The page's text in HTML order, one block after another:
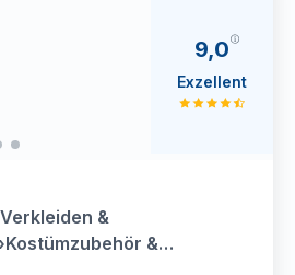
&
&
9,0
Exzellent